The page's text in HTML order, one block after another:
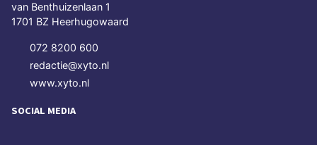
van Benthuizenlaan 1
1701 BZ Heerhugowaard
072 8200 600
redactie@xyto.nl
www.xyto.nl
SOCIAL MEDIA